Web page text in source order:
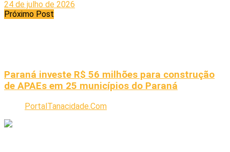
24 de julho de 2026
Próximo Post
Paraná investe R$ 56 milhões para construção
de APAEs em 25 municípios do Paraná
PortalTanacidade.Com